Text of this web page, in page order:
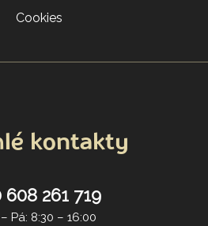
Cookies
kontakty
608 261 719
Pá: 8:30 – 16:00